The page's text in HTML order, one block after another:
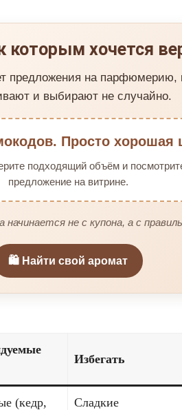
которым хочется
предложения на парфюмерию,
и выбирают не случайно.
Просто хорошая
подходящий объём и
предложение на витрине.
начинается не с купона, а с
🛍️ Найти свой аромат
Избегать
(кедр,
Сладкие